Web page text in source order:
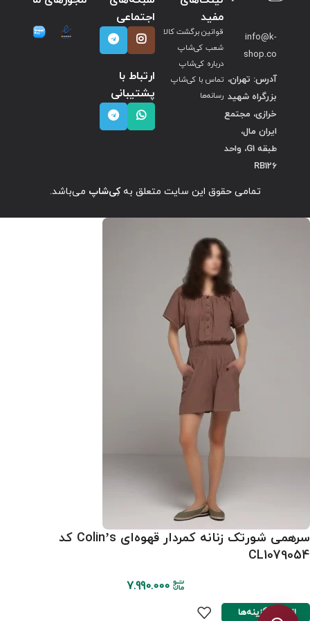
info@k-
shop.co
آدرس: تهران،
بزرگراه شهید
خرازی، مجتمع
ایران مال،
طبقه G1، واحد
RB126
مفید
قوانین برگشت کالا
شعب کی‌شاپ
درباره کی‌شاپ
تماس با کی‌شاپ
رسانه‌ها
اجتماعی
ارتباط با
پشتیبانی
تمامی حقوق این سایت متعلق بهکِی‌شاپ می‌باشد.
سرهمی شورتک زنانه کمردار قهوه‌ای Colin’s کد
CL1079054
7.990.000
انتخاب گزینه‌ها